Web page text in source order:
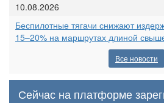
10.08.2026
Беспилотные тягачи снижают
15–20% на маршрутах длиной
Все новости
Сейчас на платформе